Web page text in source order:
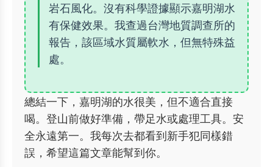
岩石風化。沒有科學證據顯示嘉明湖水
有保健效果。我查過台灣地質調查所的
報告，該區域水質屬軟水，但無特殊益
處。
總結一下，嘉明湖的水很美，但不適合直接
喝。登山前做好準備，帶足水或處理工具。安
全永遠第一。我每次去都看到新手犯同樣錯
誤，希望這篇文章能幫到你。